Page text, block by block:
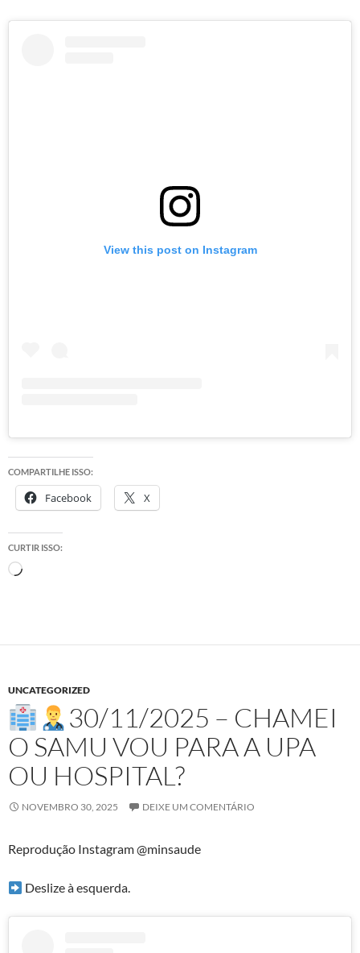
View this post on Instagram
COMPARTILHE ISSO:
Facebook X
CURTIR ISSO:
Carregando...
UNCATEGORIZED
30/11/2025 – CHAMEI
O SAMU VOU PARA A UPA
OU HOSPITAL?
NOVEMBRO 30, 2025 DEIXE UM COMENTÁRIO
Reprodução Instagram @minsaude
Deslize à esquerda.